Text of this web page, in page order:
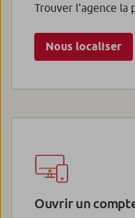
Trouver l'agence la
Nous localiser
Ouvrir un